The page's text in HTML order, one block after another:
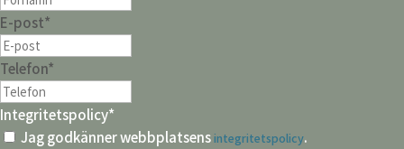
E-post*
Telefon*
Integritetspolicy*
Jag godkänner webbplatsensintegritetspolicy.